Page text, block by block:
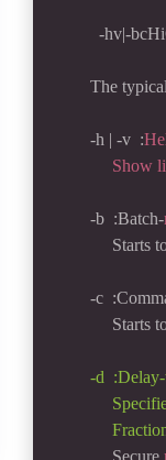
夜间模式
-hv|-
The typically
-h | -v  :
Show
-b  :Batch-
Starts
-c
Starts
-d  :Delay-
Specifies
Fractional